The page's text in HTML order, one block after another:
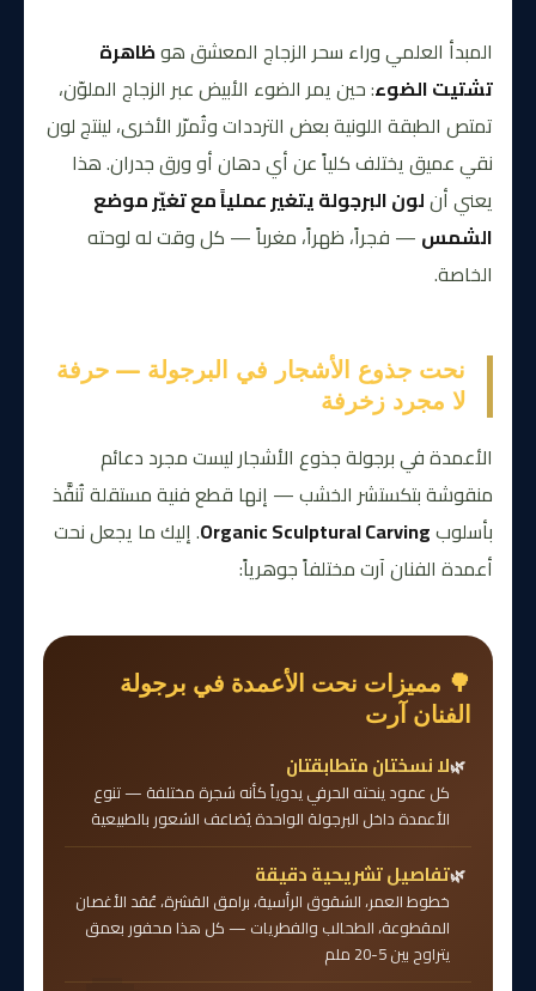
المبدأ العلمي وراء سحر الزجاج المعشق هوظاهرة
تشتيت الضوء: حين يمر الضوء الأبيض عبر الزجاج الملوّن،
تمتص الطبقة اللونية بعض الترددات وتُمرّر الأخرى، لينتج لون
نقي عميق يختلف كلياً عن أي دهان أو ورق جدران. هذا
يعني أنلون البرجولة يتغير عملياً مع تغيّر موضع
الشمس — فجراً، ظهراً، مغرباً — كل وقت له لوحته
الخاصة.
نحت جذوع الأشجار في البرجولة — حرفة
لا مجرد زخرفة
الأعمدة في برجولة جذوع الأشجار ليست مجرد دعائم
منقوشة بتكستشر الخشب — إنها قطع فنية مستقلة تُنفَّذ
بأسلوبOrganic Sculptural Carving. إليك ما يجعل نحت
أعمدة الفنان آرت مختلفاً جوهرياً:
🌳 مميزات نحت الأعمدة في برجولة
الفنان آرت
لا نسختان متطابقتان
كل عمود ينحته الحرفي يدوياً كأنه شجرة مختلفة — تنوع
الأعمدة داخل البرجولة الواحدة يُضاعف الشعور بالطبيعية
تفاصيل تشريحية دقيقة
خطوط العمر، الشقوق الرأسية، برامق القشرة، عُقد الأغصان
المقطوعة، الطحالب والفطريات — كل هذا محفور بعمق
يتراوح بين 5-20 ملم